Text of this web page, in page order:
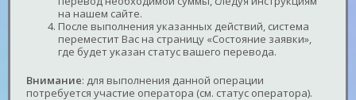
на нашем сайте.
После выполнения указанных действий, система
переместит Вас на страницу «Состояние заявки»,
где будет указан статус вашего перевода.
Внимание: для выполнения данной операции
потребуется участие оператора (см. статус оператора).